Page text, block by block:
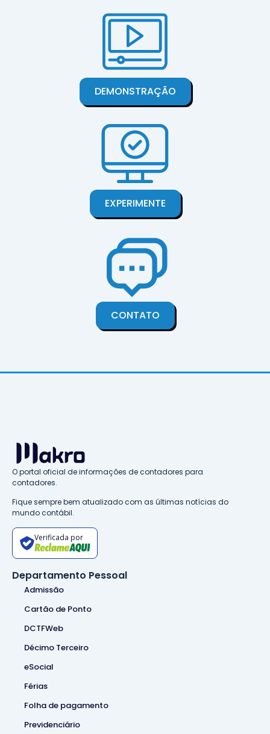
DEMONSTRAÇÃO
EXPERIMENTE
CONTATO
O portal oficial de informações de contadores para
contadores.
Fique sempre bem atualizado com as últimas notícias do
mundo contábil.
Verificada por
Departamento Pessoal
Admissão
Cartão de Ponto
DCTFWeb
Décimo Terceiro
eSocial
Férias
Folha de pagamento
Previdenciário